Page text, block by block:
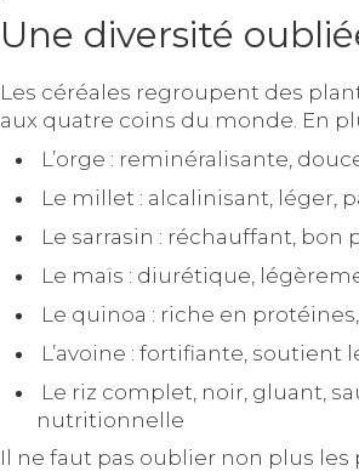
Une diversité
Les céréales regroupent des
aux quatre coins du monde. En
L’orge : reminéralisante,
Le millet : alcalinisant, léger,
Le sarrasin : réchauffant,
Le maïs : diurétique,
Le quinoa : riche en
L’avoine : fortifiante, soutient
Le riz complet, noir, gluant,
nutritionnelle
Il ne faut pas oublier non plus